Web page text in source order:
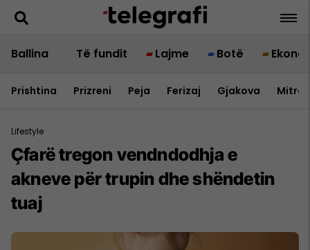
Ballina Të fundit Lajme Botë
Prishtina Prizreni Peja Ferizaj Gjakova
Lifestyle
Çfarë tregon vendndodhja e
akneve për trupin dhe shëndetin
tuaj